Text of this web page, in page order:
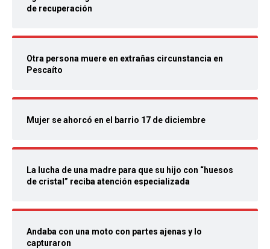
de recuperación
Otra persona muere en extrañas circunstancia en
Pescaíto
Mujer se ahorcó en el barrio 17 de diciembre
La lucha de una madre para que su hijo con “huesos
de cristal” reciba atención especializada
Andaba con una moto con partes ajenas y lo
capturaron